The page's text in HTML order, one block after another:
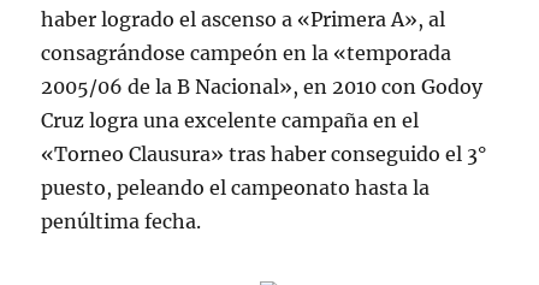
haber logrado el ascenso a «Primera A», al
consagrándose campeón en la «temporada
2005/06 de la B Nacional», en 2010 con Godoy
Cruz logra una excelente campaña en el
«Torneo Clausura» tras haber conseguido el 3°
puesto, peleando el campeonato hasta la
penúltima fecha.